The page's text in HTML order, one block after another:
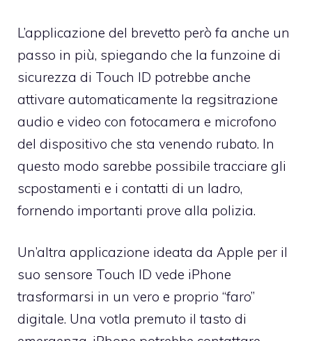
L’applicazione del brevetto però fa anche un
passo in più, spiegando che la funzoine di
sicurezza di Touch ID potrebbe anche
attivare automaticamente la regsitrazione
audio e video con fotocamera e microfono
del dispositivo che sta venendo rubato. In
questo modo sarebbe possibile tracciare gli
scpostamenti e i contatti di un ladro,
fornendo importanti prove alla polizia.
Un’altra applicazione ideata da Apple per il
suo sensore Touch ID vede iPhone
trasformarsi in un vero e proprio “faro”
digitale. Una votla premuto il tasto di